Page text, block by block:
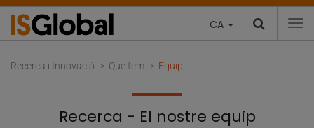
CA
Recerca i Innovació Què fem Equip
Recerca - El nostre equip